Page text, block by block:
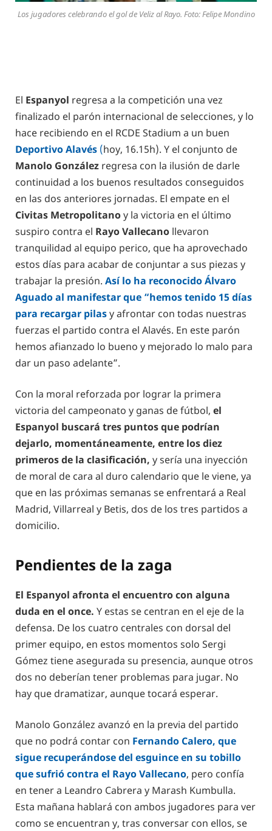
Los jugadores celebrando el gol de Veliz al Rayo. Foto: Felipe Mondino
El Espanyol regresa a la competición una vez
finalizado el parón internacional de selecciones, y lo
hace recibiendo en el RCDE Stadium a un buen
Deportivo Alavés (hoy, 16.15h). Y el conjunto de
Manolo González regresa con la ilusión de darle
continuidad a los buenos resultados conseguidos
en las dos anteriores jornadas. El empate en el
Civitas Metropolitanoy la victoria en el último
suspiro contra el Rayo Vallecano llevaron
tranquilidad al equipo perico, que ha aprovechado
estos días para acabar de conjuntar a sus piezas y
trabajar la presión. Así lo ha reconocido Álvaro
Aguado al manifestar que “hemos tenido 15 días
para recargar pilasy afrontar con todas nuestras
fuerzas el partido contra el Alavés. En este parón
hemos afianzado lo bueno y mejorado lo malo para
dar un paso adelante”.
Con la moral reforzada por lograr la primera
victoria del campeonato y ganas de fútbol, el
Espanyol buscará tres puntos que podrían
dejarlo, momentáneamente, entre los diez
primeros de la clasificación, y sería una inyección
de moral de cara al duro calendario que le viene, ya
que en las próximas semanas se enfrentará a Real
Madrid, Villarreal y Betis, dos de los tres partidos a
domicilio.
Pendientes de la zaga
El Espanyol afronta el encuentro con alguna
duda en el once. Y estas se centran en el eje de la
defensa. De los cuatro centrales con dorsal del
primer equipo, en estos momentos solo Sergi
Gómez tiene asegurada su presencia, aunque otros
dos no deberían tener problemas para jugar. No
hay que dramatizar, aunque tocará esperar.
Manolo González avanzó en la previa del partido
que no podrá contar con Fernando Calero, que
sigue recuperándose del esguince en su tobillo
que sufrió contra el Rayo Vallecano, pero confía
en tener a Leandro Cabrera y Marash Kumbulla.
Esta mañana hablará con ambos jugadores para ver
como se encuentran y, tras conversar con ellos, se